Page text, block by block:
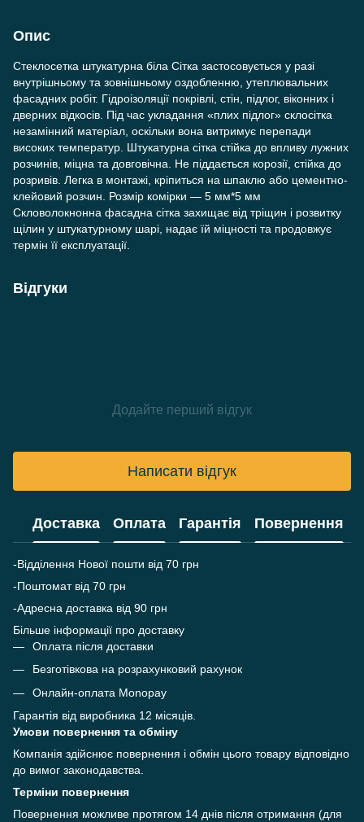
Опис
Стеклосетка штукатурна біла Сітка застосовується у разі
внутрішньому та зовнішньому оздобленню, утеплювальних
фасадних робіт. Гідроізоляції покрівлі, стін, підлог, віконних і
дверних відкосів. Під час укладання «плих підлог» склосітка
незамінний матеріал, оскільки вона витримує перепади
високих температур. Штукатурна сітка стійка до впливу лужних
розчинів, міцна та довговічна. Не піддається корозії, стійка до
розривів. Легка в монтажі, кріпиться на шпаклю або цементно-
клейовий розчин. Розмір комірки — 5 мм*5 мм
Скловолокнонна фасадна сітка захищає від тріщин і розвитку
щілин у штукатурному шарі, надає їй міцності та продовжує
термін її експлуатації.
Відгуки
Додайте перший відгук
Написати відгук
Доставка Оплата Гарантія Повернення
-Відділення Нової пошти від 70 грн
-Поштомат від 70 грн
-Адресна доставка від 90 грн
Більше інформації про доставку
Оплата після доставки
Безготівкова на розрахунковий рахунок
Онлайн-оплата Monopay
Гарантія від виробника 12 місяців.
Умови повернення та обміну
Компанія здійснює повернення і обмін цього товару відповідно
до вимог законодавства.
Терміни повернення
Повернення можливе протягом 14 днів після отримання (для